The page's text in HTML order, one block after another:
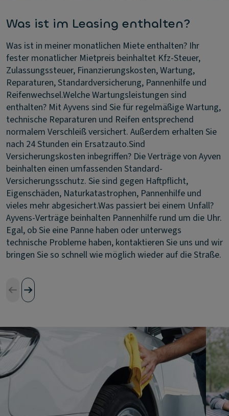
Was ist im Leasing enthalten?
Was ist in meiner monatlichen Miete enthalten? Ihr
fester monatlicher Mietpreis beinhaltet Kfz-Steuer,
Zulassungssteuer, Finanzierungskosten, Wartung,
Reparaturen, Standardversicherung, Pannenhilfe und
Reifenwechsel.Welche Wartungsleistungen sind
enthalten? Mit Ayvens sind Sie für regelmäßige Wartung,
technische Reparaturen und Reifen entsprechend
normalem Verschleiß versichert. Außerdem erhalten Sie
nach 24 Stunden ein Ersatzauto.Sind
Versicherungskosten inbegriffen? Die Verträge von Ayven
beinhalten einen umfassenden Standard-
Versicherungsschutz. Sie sind gegen Haftpflicht,
Eigenschäden, Naturkatastrophen, Pannenhilfe und
vieles mehr abgesichert.Was passiert bei einem Unfall?
Ayvens-Verträge beinhalten Pannenhilfe rund um die Uhr.
Egal, ob Sie eine Panne haben oder unterwegs
technische Probleme haben, kontaktieren Sie uns und wir
bringen Sie so schnell wie möglich wieder auf die Straße.